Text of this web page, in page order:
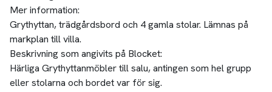
Mer information:
Grythyttan, trädgårdsbord och 4 gamla stolar. Lämnas på
markplan till villa.
Beskrivning som angivits på Blocket:
Härliga Grythyttanmöbler till salu, antingen som hel grupp
eller stolarna och bordet var för sig.